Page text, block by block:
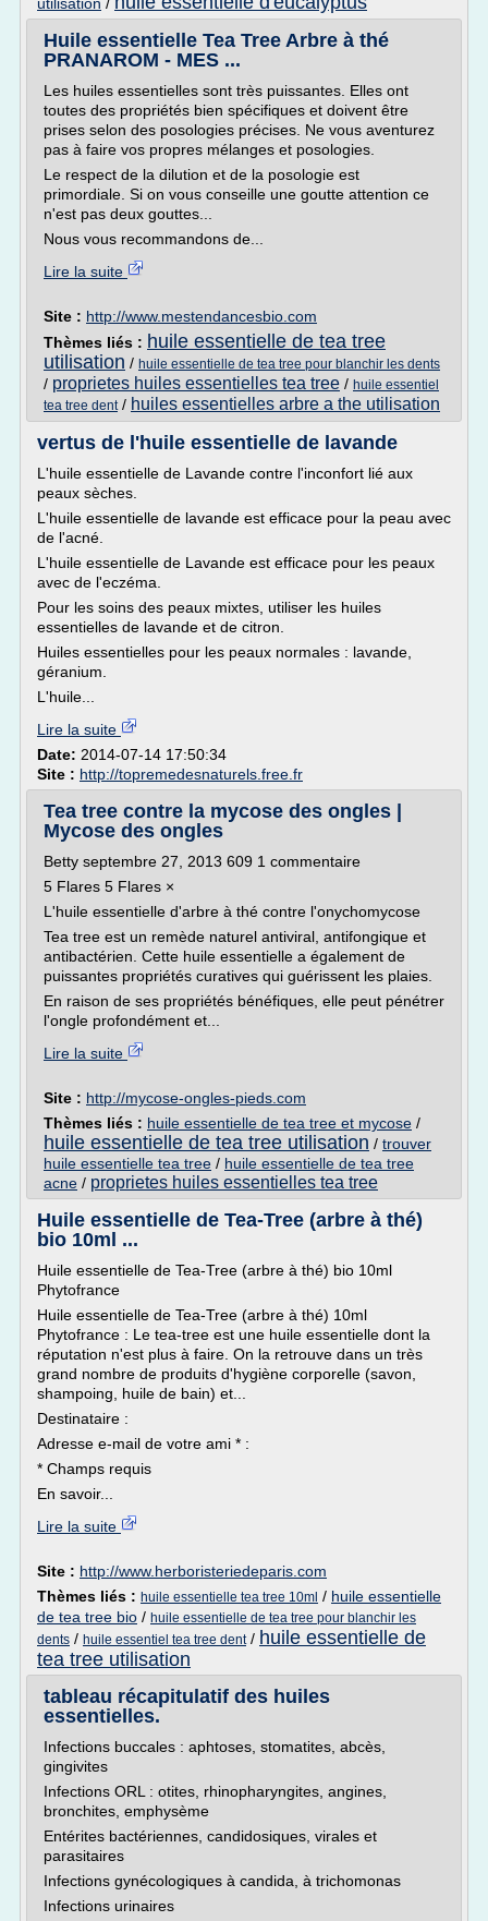
Huile essentielle Tea Tree Arbre à thé
PRANAROM - MES ...
Les huiles essentielles sont très puissantes. Elles ont
toutes des propriétés bien spécifiques et doivent être
prises selon des posologies précises. Ne vous aventurez
pas à faire vos propres mélanges et posologies.
Le respect de la dilution et de la posologie est
primordiale. Si on vous conseille une goutte attention ce
n'est pas deux gouttes...
Nous vous recommandons de...
Lire la suite
Site : http://www.mestendancesbio.com
Thèmes liés : huile essentielle de tea tree
utilisation / huile essentielle de tea tree pour blanchir les dents
/ proprietes huiles essentielles tea tree / huile essentiel
tea tree dent/ huiles essentielles arbre a the utilisation
vertus de l'huile essentielle de lavande
L'huile essentielle de Lavande contre l'inconfort lié aux
peaux sèches.
L'huile essentielle de lavande est efficace pour la peau avec
de l'acné.
L'huile essentielle de Lavande est efficace pour les peaux
avec de l'eczéma.
Pour les soins des peaux mixtes, utiliser les huiles
essentielles de lavande et de citron.
Huiles essentielles pour les peaux normales : lavande,
géranium.
L'huile...
Lire la suite
Date: 2014-07-14 17:50:34
Site : http://topremedesnaturels.free.fr
Tea tree contre la mycose des ongles |
Mycose des ongles
Betty septembre 27, 2013 609 1 commentaire
5 Flares 5 Flares ×
L'huile essentielle d'arbre à thé contre l'onychomycose
Tea tree est un remède naturel antiviral, antifongique et
antibactérien. Cette huile essentielle a également de
puissantes propriétés curatives qui guérissent les plaies.
En raison de ses propriétés bénéfiques, elle peut pénétrer
l'ongle profondément et...
Lire la suite
Site : http://mycose-ongles-pieds.com
Thèmes liés : huile essentielle de tea tree et mycose /
huile essentielle de tea tree utilisation / trouver
huile essentielle tea tree / huile essentielle de tea tree
acne / proprietes huiles essentielles tea tree
Huile essentielle de Tea-Tree (arbre à thé)
bio 10ml ...
Huile essentielle de Tea-Tree (arbre à thé) bio 10ml
Phytofrance
Huile essentielle de Tea-Tree (arbre à thé) 10ml
Phytofrance : Le tea-tree est une huile essentielle dont la
réputation n'est plus à faire. On la retrouve dans un très
grand nombre de produits d'hygiène corporelle (savon,
shampoing, huile de bain) et...
Destinataire :
Adresse e-mail de votre ami * :
* Champs requis
En savoir...
Lire la suite
Site : http://www.herboristeriedeparis.com
Thèmes liés : huile essentielle tea tree 10ml / huile essentielle
de tea tree bio / huile essentielle de tea tree pour blanchir les
dents / huile essentiel tea tree dent/ huile essentielle de
tea tree utilisation
tableau récapitulatif des huiles
essentielles.
Infections buccales : aphtoses, stomatites, abcès,
gingivites
Infections ORL : otites, rhinopharyngites, angines,
bronchites, emphysème
Entérites bactériennes, candidosiques, virales et
parasitaires
Infections gynécologiques à candida, à trichomonas
Infections urinaires